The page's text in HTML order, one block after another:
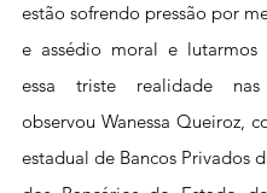
estão sofrendo pressão por
e assédio moral e lutarmos
essa triste realidade nas
observou Wanessa Queiroz,
estadual de Bancos Privados